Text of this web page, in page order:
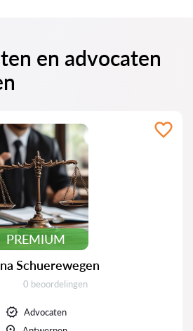
en advocaten
PREMIUM
Schuerewegen
Beoordelingen:
0 beoordelingen
Advocaten